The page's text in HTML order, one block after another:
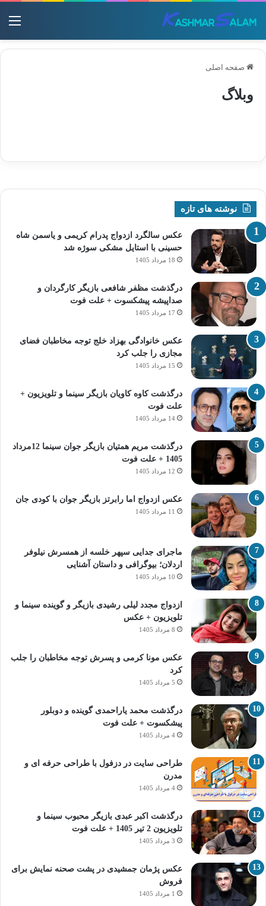
صفحه اصلی
وبلاگ
نوشته های تازه
عکس سالگرد ازدواج پدرام کریمی و یاسمن شاه‌
حسینی با استایل مشکی سوژه شد
18 مرداد 1405
درگذشت مظفر شافعی بازیگر کارگردان و
صداپیشه پیشکسوت + علت فوت
17 مرداد 1405
عکس خانوادگی بهزاد خلج توجه مخاطبان فضای
مجازی را جلب کرد
15 مرداد 1405
درگذشت کاوه کاویان بازیگر سینما و تلویزیون +
علت فوت
14 مرداد 1405
درگذشت مریم همتیان بازیگر جوان سینما 12مرداد
1405 + علت فوت
12 مرداد 1405
عکس ازدواج اما رابرتز بازیگر جوان با کودی جان
11 مرداد 1405
ماجرای جدایی سپهر خلسه از همسرش نیلوفر
اردلان؛ بیوگرافی و داستان آشنایی
10 مرداد 1405
ازدواج مجدد لیلی رشیدی بازیگر و گوینده سینما و
تلویزیون + عکس
8 مرداد 1405
عکس مونا کرمی و پسرش توجه مخاطبان را جلب
کرد
5 مرداد 1405
درگذشت محمد یاراحمدی گوینده و دوبلور
پیشکسوت + علت فوت
4 مرداد 1405
طراحی سایت در دزفول با طراحی حرفه‌ ای و
مدرن
4 مرداد 1405
درگذشت اکبر عبدی بازیگر محبوب سینما و
تلویزیون 2 تیر 1405 + علت فوت
3 مرداد 1405
عکس پژمان جمشیدی در پشت صحنه نمایش برای
فروش
1 مرداد 1405